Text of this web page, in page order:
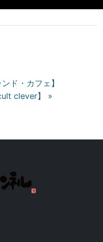
ド・カフェ】
clever】 »